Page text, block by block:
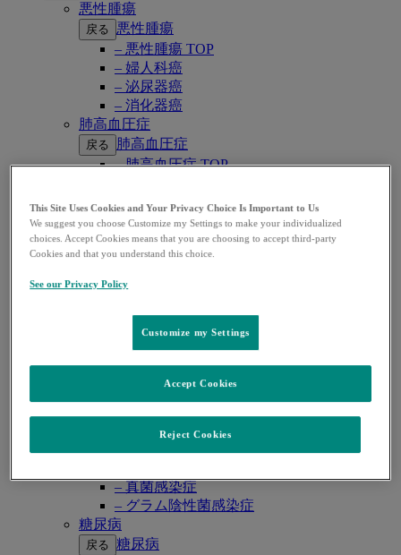
悪性腫瘍
戻る
悪性腫瘍
– 悪性腫瘍 TOP
– 婦人科癌
– 泌尿器癌
– 消化器癌
肺高血圧症
戻る
肺高血圧症
– 肺高血圧症 TOP
– CTEPH （慢性血栓塞栓性肺高血圧症）
ワクチン・予防抗体薬
戻る ワクチン・予防抗体薬
– ワクチン・予防抗体薬 TOP
– 子宮頸がん・HPV関連疾患
– 肺炎球菌感染症
– B型肝炎
– RSウイルス感染症
– 感染症 TOP
– COVID-19
– 真菌感染症
– グラム陰性菌感染症
糖尿病
戻る 糖尿病
This Site Uses Cookies and Your Privacy Choice Is Important to Us
We suggest you choose Customize my Settings to make your individualized
choices. Accept Cookies means that you are choosing to accept third-party
Cookies and that you understand this choice.
See our Privacy Policy
Customize my Settings
Reject Cookies
Accept Cookies